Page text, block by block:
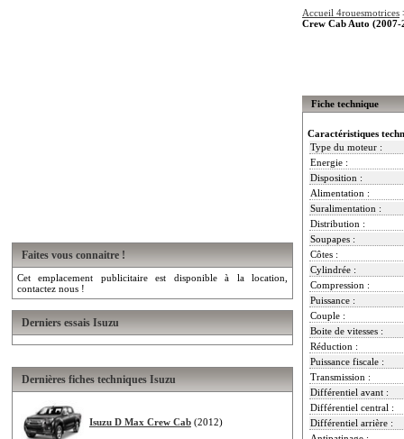
Faites vous connaitre !
Cet emplacement publicitaire est disponible à la location,
contactez nous !
Derniers essais Isuzu
Dernières fiches techniques Isuzu
Isuzu D Max Crew Cab (2012)
Accueil 4rouesmotrices
Crew Cab Auto (2007-
Fiche technique
Caractéristiques
Type du moteur :
Energie :
Disposition :
Alimentation :
Suralimentation :
Distribution :
Soupapes :
Côtes :
Cylindrée :
Compression :
Puissance :
Couple :
Boite de vitesses :
Réduction :
Puissance fiscale :
Transmission :
Différentiel avant :
Différentiel central :
Différentiel arrière :